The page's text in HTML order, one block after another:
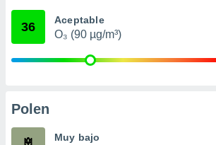
mediante
publicidad
36 Aceptable
O₃ (90 µg/m³)
Polen
Muy bajo